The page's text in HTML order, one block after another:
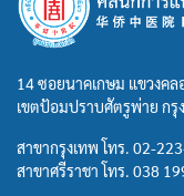
14 ซอยนาคเกษม แขวงค
เขตป้อมปราบศัตรูพ่าย กรุ
สาขากรุงเทพ โทร. 02-
สาขาศรีราชา โทร. 038